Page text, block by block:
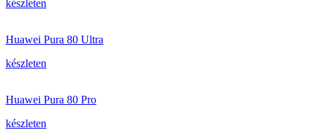
készleten
Huawei Pura 80 Ultra
készleten
Huawei Pura 80 Pro
készleten